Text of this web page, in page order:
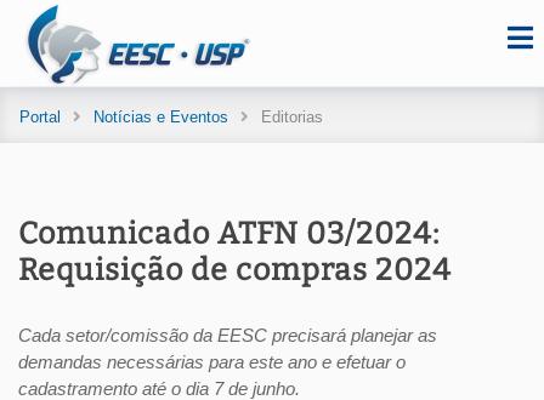
Portal Notícias e Eventos Editorias
Comunicado ATFN 03/2024:
Requisição de compras 2024
Cada setor/comissão da EESC precisará planejar as
demandas necessárias para este ano e efetuar o
cadastramento até o dia 7 de junho.